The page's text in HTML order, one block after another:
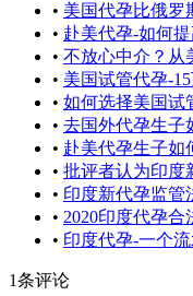
• 美国代孕比俄罗
• 赴美代孕-如何
• 不放心中介？从
• 美国试管代孕-
• 如何选择美国试
• 去国外代孕生子
• 赴美代孕生子如
• 批评者认为印度
• 印度新代孕监管
• 2020印度代孕
• 印度代孕-一个
1条评论